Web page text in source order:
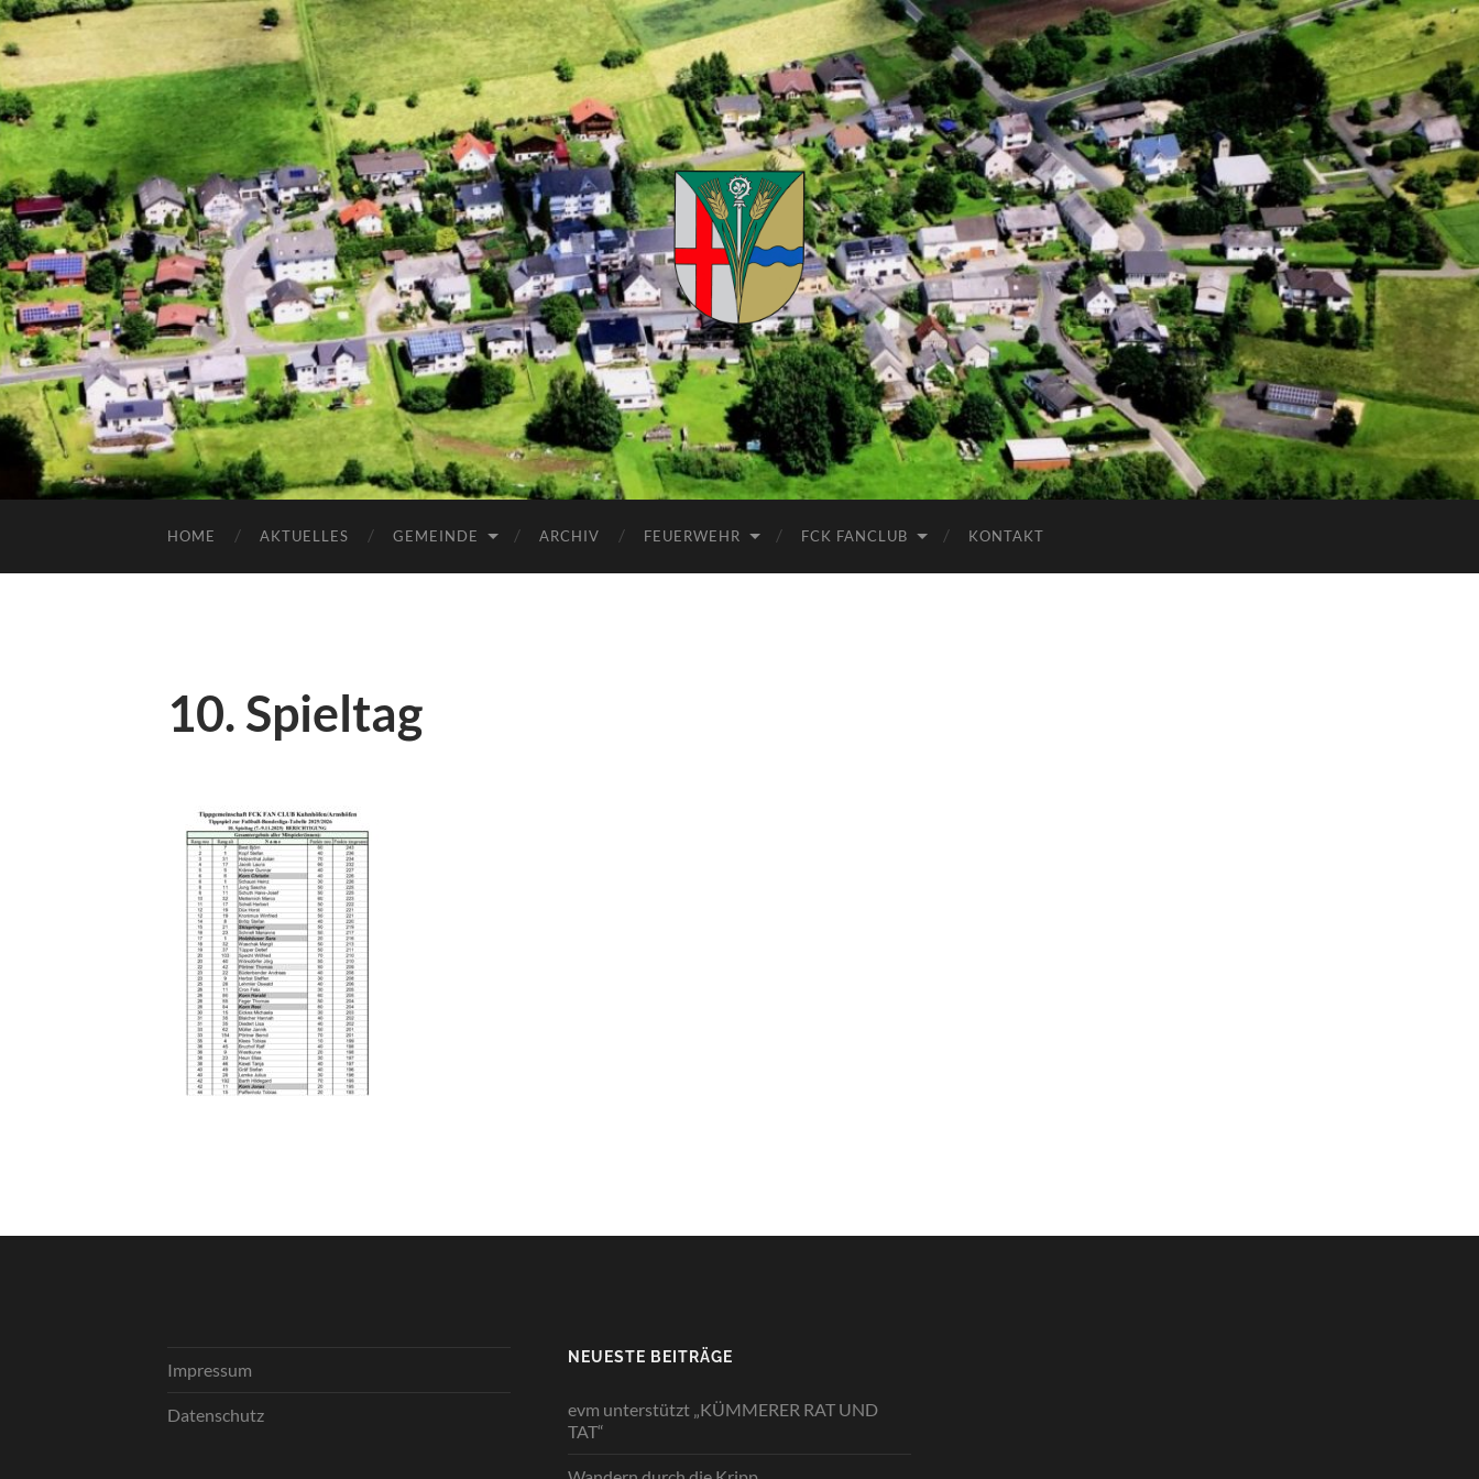
Kuhnhöfen
HOME AKTUELLES GEMEINDE ARCHIV FEUERWEHR FCK FANCLUB KONTAKT
10. Spieltag
Impressum
Datenschutz
NEUESTE BEITRÄGE
evm unterstützt „KÜMMERER RAT UND
TAT“